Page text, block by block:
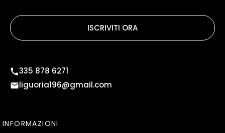
ISCRIVITI ORA
335 878 6271
liguoria196@gmail.com
INFORMAZIONI